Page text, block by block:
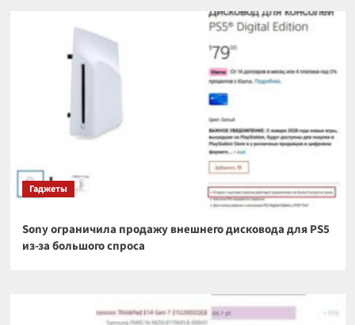
Гаджеты
Sony ограничила продажу внешнего дисковода для PS5
из-за большого спроса